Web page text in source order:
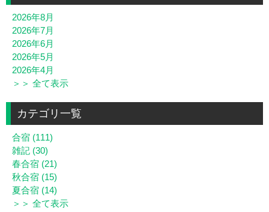
2026年8月
2026年7月
2026年6月
2026年5月
2026年4月
＞＞ 全て表示
カテゴリ一覧
合宿 (111)
雑記 (30)
春合宿 (21)
秋合宿 (15)
夏合宿 (14)
＞＞ 全て表示